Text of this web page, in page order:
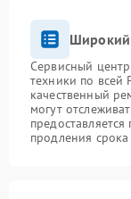
Широкий
Сервисный
техники по всей
качественный
могут
продления